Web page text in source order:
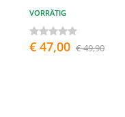
VORRÄTIG
€ 47,00 € 49,90